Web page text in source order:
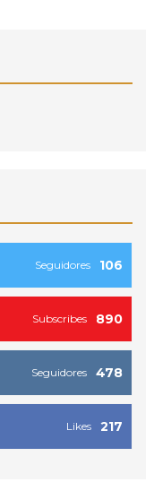
106
Seguidores
890
Subscribes
478
Seguidores
217
Likes